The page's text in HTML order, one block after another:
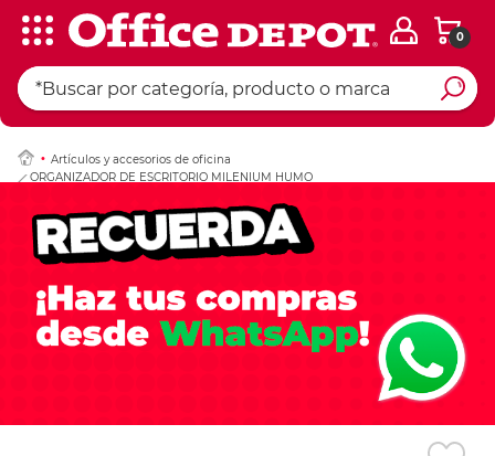
0
Artículos y accesorios de oficina
ORGANIZADOR DE ESCRITORIO MILENIUM HUMO
Ingresar Codigo